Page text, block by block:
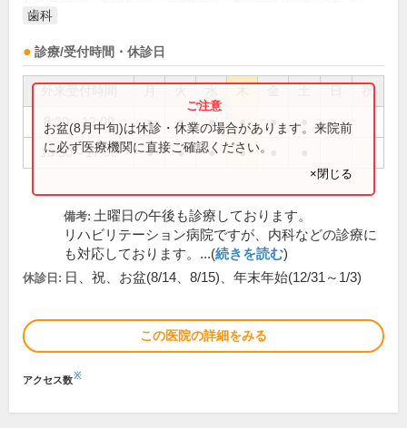
歯科
診療/受付時間・休診日
祝
8:30～12:00 ● ● ● ● ●
13:30～17:00 ● ● ● ●
お盆(8月中旬)は休診・休業の場合があります。来院前
に必ず医療機関に直接ご確認ください。
×閉じる
備考: 土曜日の午後も診療しております。
リハビリテーション病院ですが、内科などの診療に
も対応しております。...(続きを読む)
休診日: 日、祝、お盆(8/14、8/15)、年末年始(12/31～1/3)
この医院の詳細をみる
アクセス数※